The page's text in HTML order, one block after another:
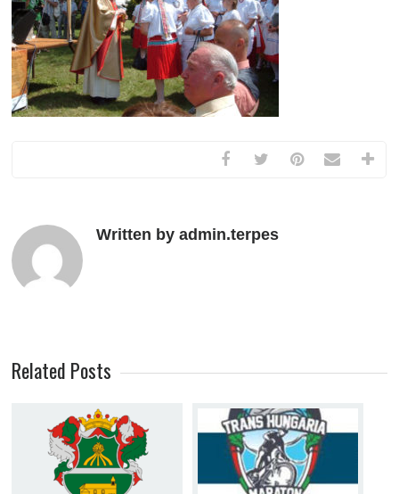
Written by admin.terpes
Related Posts